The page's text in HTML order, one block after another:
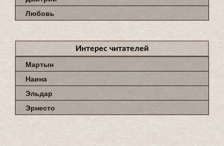
Любовь
Интерес читателей
Мартын
Наина
Эльдар
Эрнесто